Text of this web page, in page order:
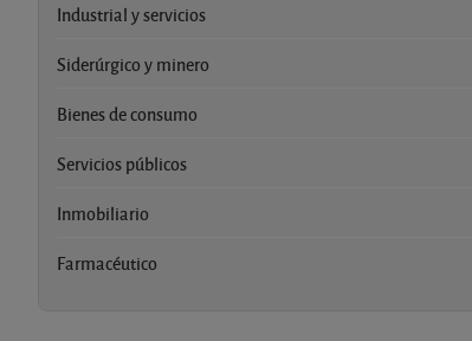
Industrial y servicios
Siderúrgico y minero
Bienes de consumo
Servicios públicos
Inmobiliario
Farmacéutico